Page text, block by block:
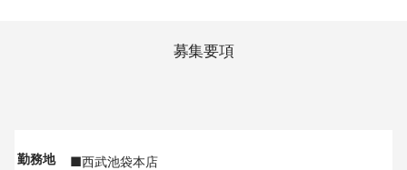
募集要項
勤務地
■西武池袋本店